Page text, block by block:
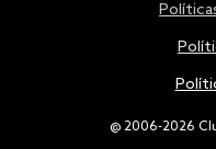
@ 2006-2026